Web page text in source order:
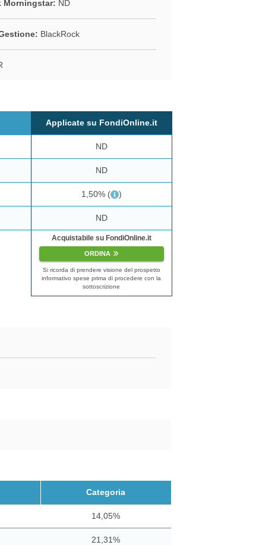
Morningstar: ND
BlackRock
Applicate su FondiOnline.it
ND
ND
1,50% ( )
ND
Acquistabile su FondiOnline.it
ORDINA
Si ricorda di prendere visione del prospetto
informativo spese prima di procedere con la
sottoscrizione
Categoria
14,05%
21,31%